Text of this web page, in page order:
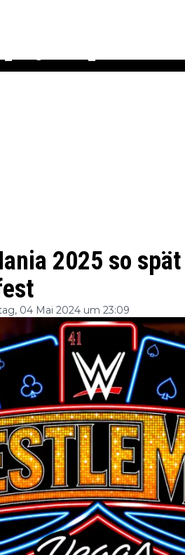
2025 so
04 Mai 2024 um 23:09